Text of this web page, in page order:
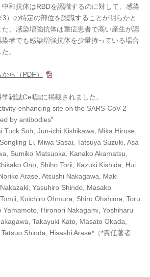
和抗体はRBDを認識するのに対して、感染
）の特定の部位を認識することが明らかと
、感染増強抗体は重症患者で高い産生が認
者でも感染増強抗体を少量持っている場合
。
ら（PDF）
雑誌Cell誌に掲載されました。
enhancing site on the SARS-CoV-2
by antibodies”
Tuck Soh, Jun-ichi Kishikawa, Mika Hirose,
Li, Miwa Sasai, Tatsuya Suzuki, Asa
Sumiko Matsuoka, Kanako Akamatsu,
Ono, Shiho Torii, Kazuki Kishida, Hui
Arase, Atsushi Nakagawa, Maki
Yasuhiro Shindo, Masako
Koichiro Ohmura, Shiro Ohshima, Toru
Yamamoto, Hironori Nakagami, Yoshiharu
Takayuki Kato, Masato Okada,
Shioda, Hisashi Arase*（*責任著者: